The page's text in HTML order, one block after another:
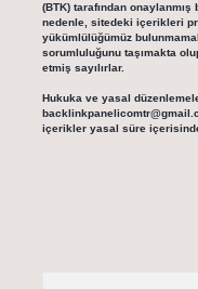
(BTK) tarafından
nedenle, sitedeki içerikleri
yükümlülüğümüz
sorumluluğunu taşımakta
etmiş sayılırlar.
Hukuka ve yasal
içerikler yasal süre